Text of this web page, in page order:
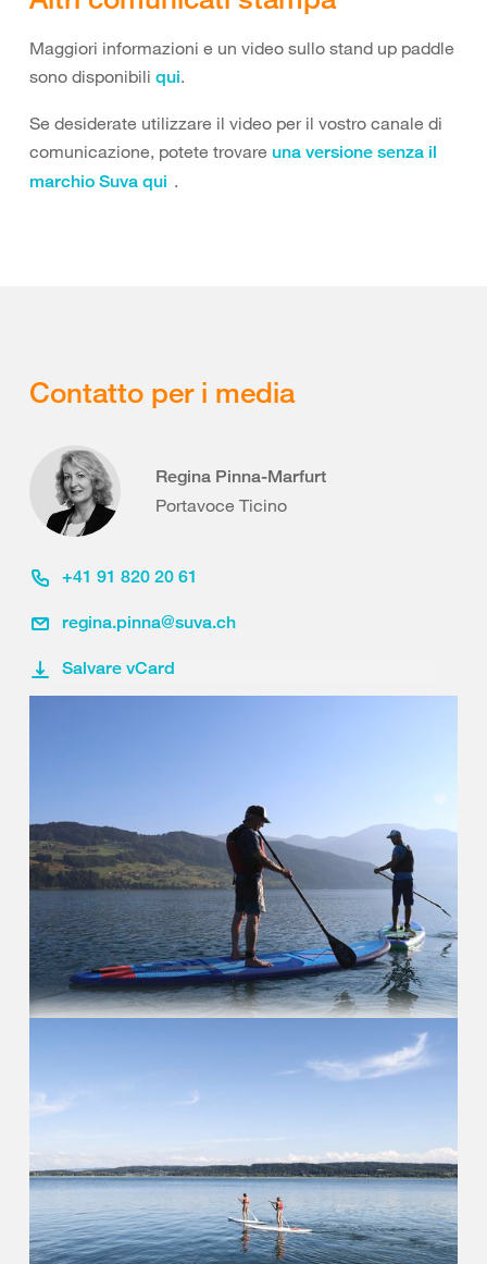
Maggiori informazioni e un video sullo stand up paddle
sono disponibili qui.
Se desiderate utilizzare il video per il vostro canale di
comunicazione, potete trovare una versione senza il
marchio Suva qui .
Contatto per i media
Regina Pinna-Marfurt
Portavoce Ticino
+41 91 820 20 61
regina.pinna@suva.ch
Salvare vCard